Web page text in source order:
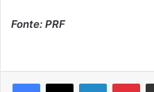
Fonte: PRF